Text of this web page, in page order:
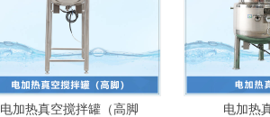
电加热真空搅拌罐（高脚 电加热